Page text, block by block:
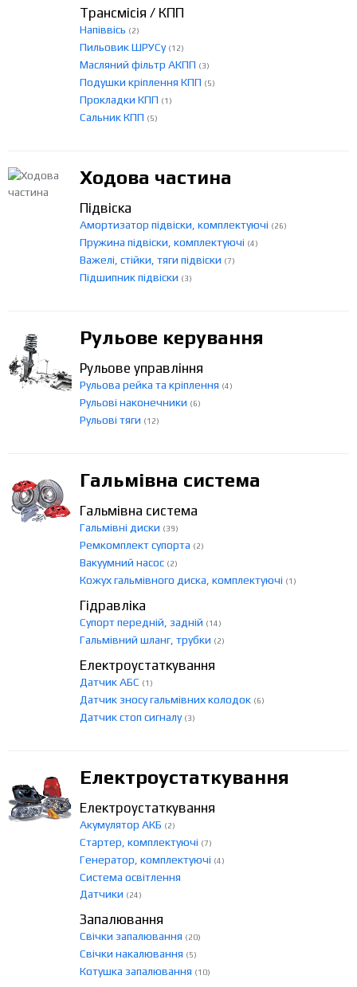
Трансмісія / КПП
Напіввісь (2)
Пильовик ШРУСу (12)
Масляний фільтр АКПП (3)
Подушки кріплення КПП (5)
Прокладки КПП (1)
Сальник КПП (5)
Ходова частина
Підвіска
Амортизатор підвіски, комплектуючі (26)
Пружина підвіски, комплектуючі (4)
Важелі, стійки, тяги підвіски (7)
Підшипник підвіски (3)
Рульове керування
Рульове управління
Рульова рейка та кріплення (4)
Рульові наконечники (6)
Рульові тяги (12)
Гальмівна система
Гальмівна система
Гальмівні диски (39)
Ремкомплект супорта (2)
Вакуумний насос (2)
Кожух гальмівного диска, комплектуючі (1)
Гідравліка
Супорт передній, задній (14)
Гальмівний шланг, трубки (2)
Електроустаткування
Датчик АБС (1)
Датчик зносу гальмівних колодок (6)
Датчик стоп сигналу (3)
Електроустаткування
Електроустаткування
Акумулятор АКБ (2)
Стартер, комплектуючі (7)
Генератор, комплектуючі (4)
Система освітлення
Датчики (24)
Запалювання
Свічки запалювання (20)
Свічки накалювання (5)
Котушка запалювання (10)